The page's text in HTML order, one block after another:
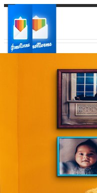
Ваш регион доставки
Выберите из списка: